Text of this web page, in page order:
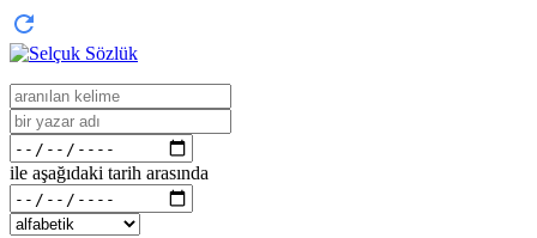
ile aşağıdaki tarih arasında